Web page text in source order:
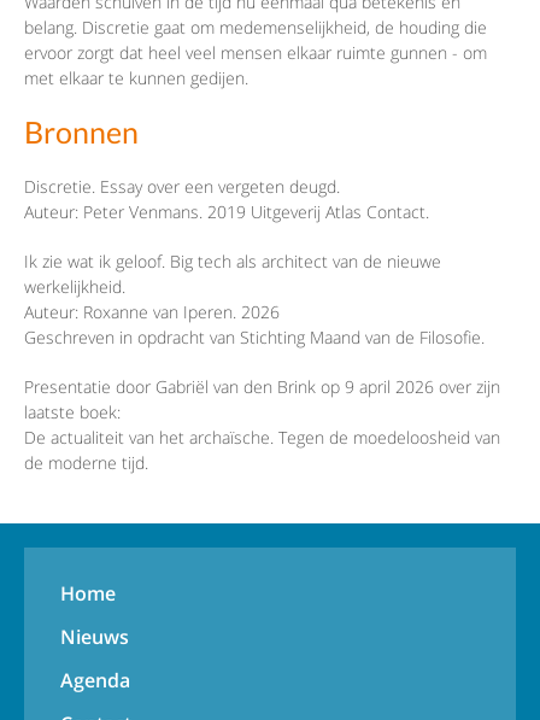
belang. Discretie gaat om medemenselijkheid, de houding die
ervoor zorgt dat heel veel mensen elkaar ruimte gunnen - om
met elkaar te kunnen gedijen.
Bronnen
Discretie. Essay over een vergeten deugd.
Auteur: Peter Venmans. 2019 Uitgeverij Atlas Contact.
Ik zie wat ik geloof. Big tech als architect van de nieuwe
werkelijkheid.
Auteur: Roxanne van Iperen. 2026
Geschreven in opdracht van Stichting Maand van de Filosofie.
Presentatie door Gabriël van den Brink op 9 april 2026 over zijn
laatste boek:
De actualiteit van het archaïsche. Tegen de moedeloosheid van
de moderne tijd.
Home
Nieuws
Agenda